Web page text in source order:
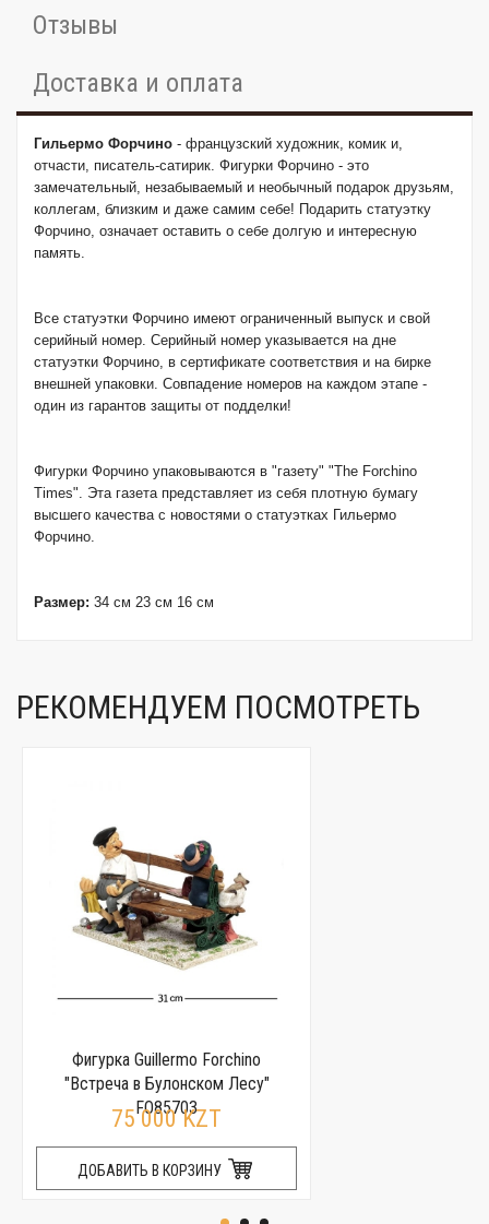
Отзывы
Доставка и оплата
Гильермо Форчино - французский художник, комик и,
отчасти, писатель-сатирик. Фигурки Форчино - это
замечательный, незабываемый и необычный подарок друзьям,
коллегам, близким и даже самим себе! Подарить статуэтку
Форчино, означает оставить о себе долгую и интересную
память.
Все статуэтки Форчино имеют ограниченный выпуск и свой
серийный номер. Серийный номер указывается на дне
статуэтки Форчино, в сертификате соответствия и на бирке
внешней упаковки. Совпадение номеров на каждом этапе -
один из гарантов защиты от подделки!
Фигурки Форчино упаковываются в "газету" "The Forchino
Times". Эта газета представляет из себя плотную бумагу
высшего качества с новостями о статуэтках Гильермо
Форчино.
Размер: 34 см 23 см 16 см
РЕКОМЕНДУЕМ ПОСМОТРЕТЬ
Фигурка Guillermo Forchino
"Встреча в Булонском Лесу"
FO85703
75 000 KZT
ДОБАВИТЬ В КОРЗИНУ